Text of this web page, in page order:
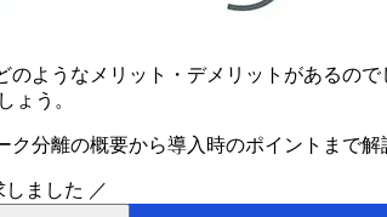
ようなメリット・デメリットがあるの
ょう。
分離の概要から導入時のポイントまで
しました ／